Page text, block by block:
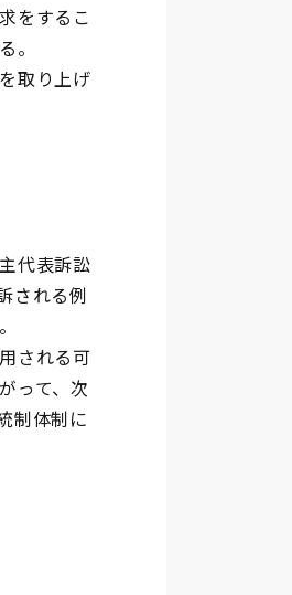
をするこ
。
取り上げ
代表訴訟
される例
される可
って、次
制体制に